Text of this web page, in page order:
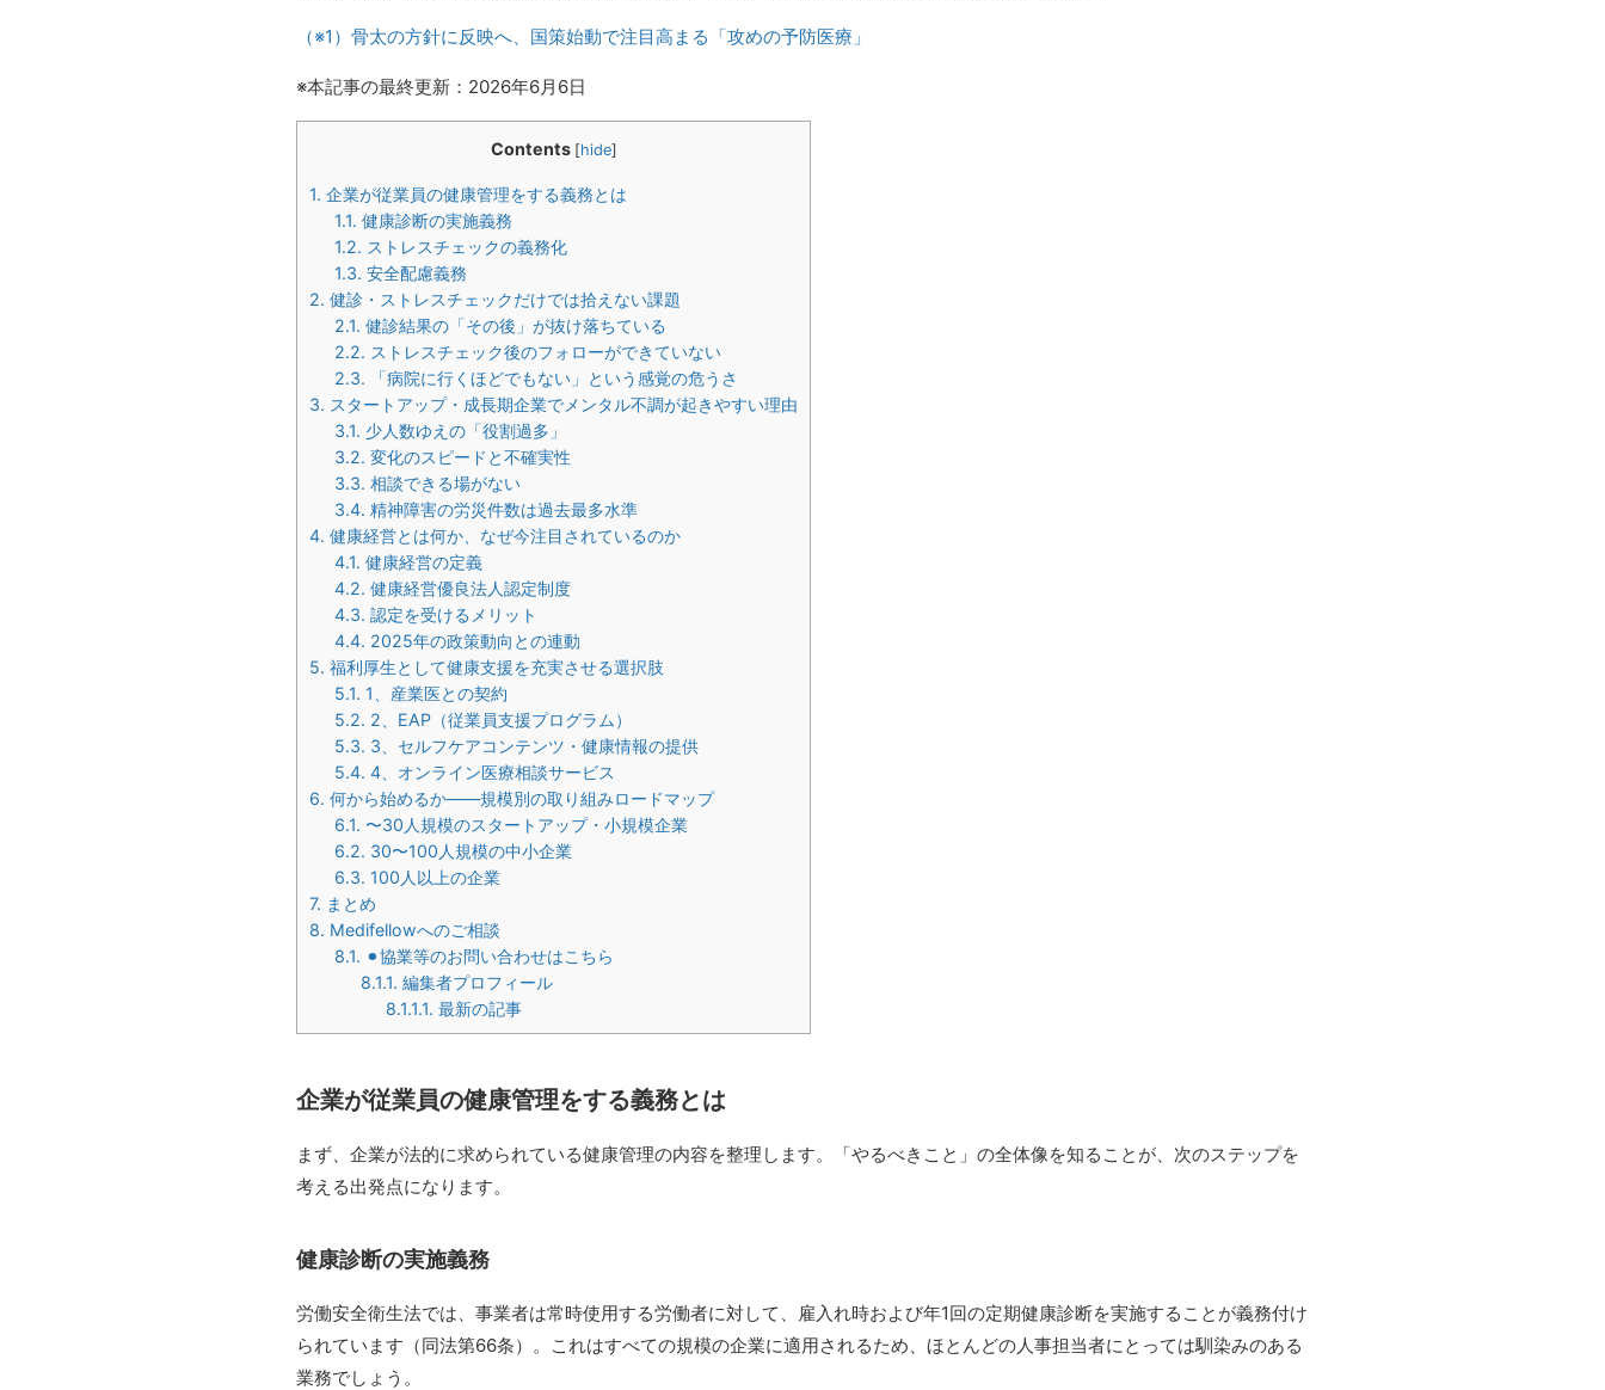
（※1）骨太の方針に反映へ、国策始動で注目高まる「攻めの予防医療」
※本記事の最終更新：2026年6月6日
Contents [hide]
1. 企業が従業員の健康管理をする義務とは
1.1. 健康診断の実施義務
1.2. ストレスチェックの義務化
1.3. 安全配慮義務
2. 健診・ストレスチェックだけでは拾えない課題
2.1. 健診結果の「その後」が抜け落ちている
2.2. ストレスチェック後のフォローができていない
2.3. 「病院に行くほどでもない」という感覚の危うさ
3. スタートアップ・成長期企業でメンタル不調が起きやすい理由
3.1. 少人数ゆえの「役割過多」
3.2. 変化のスピードと不確実性
3.3. 相談できる場がない
3.4. 精神障害の労災件数は過去最多水準
4. 健康経営とは何か、なぜ今注目されているのか
4.1. 健康経営の定義
4.2. 健康経営優良法人認定制度
4.3. 認定を受けるメリット
4.4. 2025年の政策動向との連動
5. 福利厚生として健康支援を充実させる選択肢
5.1. 1、産業医との契約
5.2. 2、EAP（従業員支援プログラム）
5.3. 3、セルフケアコンテンツ・健康情報の提供
5.4. 4、オンライン医療相談サービス
6. 何から始めるか——規模別の取り組みロードマップ
6.1. 〜30人規模のスタートアップ・小規模企業
6.2. 30〜100人規模の中小企業
6.3. 100人以上の企業
7. まとめ
8. Medifellowへのご相談
8.1. ⚫︎協業等のお問い合わせはこちら
8.1.1. 編集者プロフィール
8.1.1.1. 最新の記事
企業が従業員の健康管理をする義務とは
まず、企業が法的に求められている健康管理の内容を整理します。「やるべきこと」の全体像を知ることが、次のステップを
考える出発点になります。
健康診断の実施義務
労働安全衛生法では、事業者は常時使用する労働者に対して、雇入れ時および年1回の定期健康診断を実施することが義務付け
られています（同法第66条）。これはすべての規模の企業に適用されるため、ほとんどの人事担当者にとっては馴染みのある
業務でしょう。